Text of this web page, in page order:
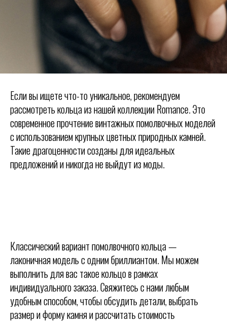
Если вы ищете что-то уникальное, рекомендуем
рассмотреть кольца из нашей коллекции Romance. Это
современное прочтение винтажных помолвочных моделей
с использованием крупных цветных природных камней.
Такие драгоценности созданы для идеальных
предложений и никогда не выйдут из моды.
Классический вариант помолвочного кольца —
лаконичная модель с одним бриллиантом. Мы можем
выполнить для вас такое кольцо в рамках
индивидуального заказа. Свяжитесь с нами любым
удобным способом, чтобы обсудить детали, выбрать
размер и форму камня и рассчитать стоимость